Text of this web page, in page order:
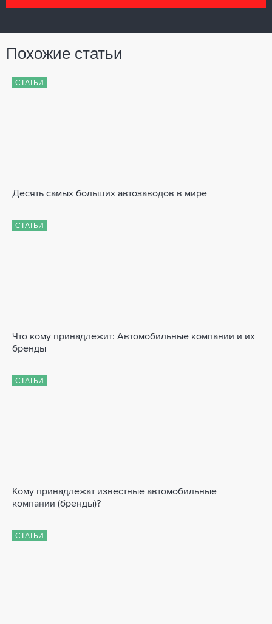
Похожие статьи
СТАТЬИ
Десять самых больших автозаводов в мире
СТАТЬИ
Что кому принадлежит: Автомобильные компании и их
бренды
СТАТЬИ
Кому принадлежат известные автомобильные
компании (бренды)?
СТАТЬИ